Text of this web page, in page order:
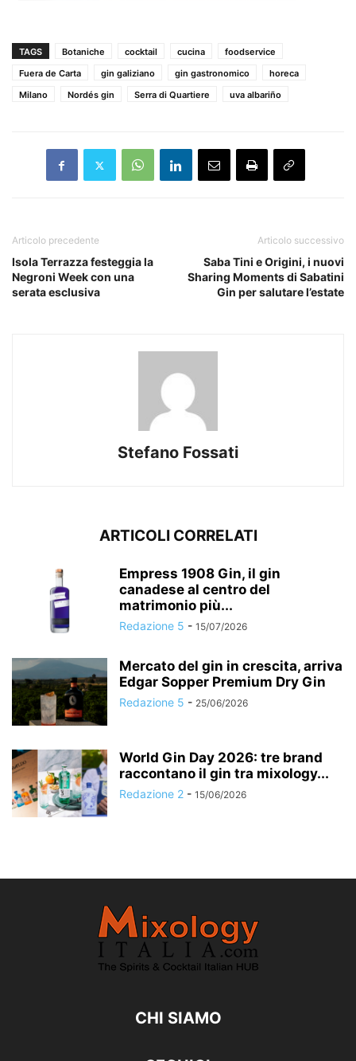
TAGS Botaniche cocktail cucina
foodservice
Fuera de Carta
gin galiziano gin gastronomico
horeca
Milano
Nordés gin Serra di Quartiere uva albariño
Articolo precedente
Isola Terrazza festeggia la
Negroni Week con una
serata esclusiva
Articolo successivo
Saba Tini e Origini, i nuovi
Sharing Moments di Sabatini
Gin per salutare l’estate
Stefano Fossati
ARTICOLI CORRELATI
Empress 1908 Gin, il gin
canadese al centro del
matrimonio più...
Redazione 5 - 15/07/2026
Mercato del gin in crescita, arriva
Edgar Sopper Premium Dry Gin
Redazione 5 - 25/06/2026
World Gin Day 2026: tre brand
raccontano il gin tra mixology...
Redazione 2 - 15/06/2026
CHI SIAMO